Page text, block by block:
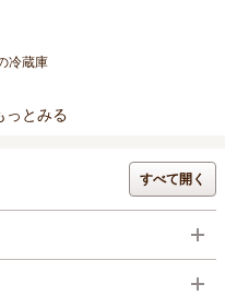
冷蔵庫
っとみる
すべて開く